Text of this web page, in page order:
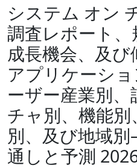
システム オン
調査レポート、
成長機会、及
アプリケーシ
ーザー産業別
チャ別、機能別
別、及び地域
通しと予測